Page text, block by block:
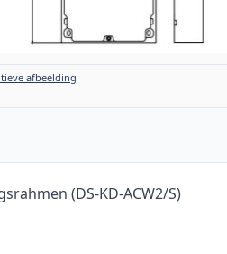
afbeelding
(DS-KD-ACW2/S)